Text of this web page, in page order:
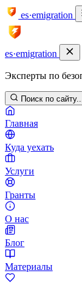
es·emigration
es·emigration
Эксперты по
Поиск по
Главная
Куда уехать
Услуги
Гранты
О нас
Блог
Материалы